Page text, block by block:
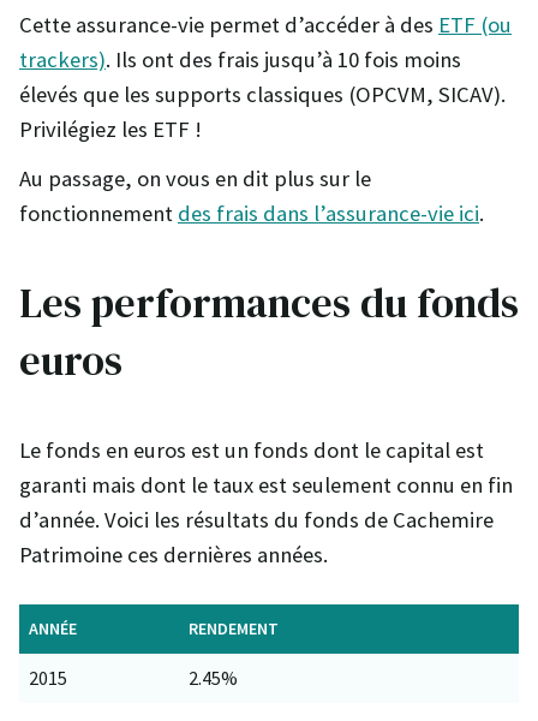
Cette assurance-vie permet d’accéder à des ETF (ou
trackers). Ils ont des frais jusqu’à 10 fois moins
élevés que les supports classiques (OPCVM, SICAV).
Privilégiez les ETF !
Au passage, on vous en dit plus sur le
fonctionnement des frais dans l’assurance-vie ici.
Les performances du fonds
euros
Le fonds en euros est un fonds dont le capital est
garanti mais dont le taux est seulement connu en fin
d’année. Voici les résultats du fonds de Cachemire
Patrimoine ces dernières années.
ANNÉE RENDEMENT
2015 2.45%